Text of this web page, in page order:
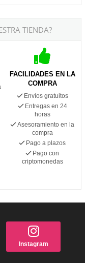
TIENDA?
FACILIDADES EN LA
COMPRA
Envíos gratuitos
Entregas en 24
horas
Asesoramiento en la
compra
Pago a plazos
Pago con
criptomonedas
Instagram